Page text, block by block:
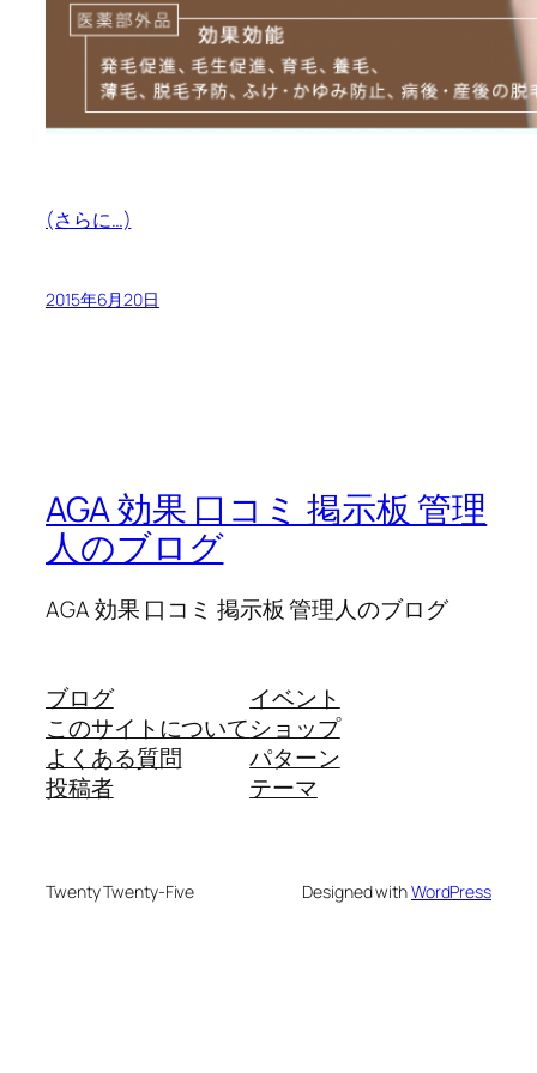
(さらに…)
2015年6月20日
AGA 効果 口コミ 掲示板 管理
人のブログ
AGA 効果 口コミ 掲示板 管理人のブログ
ブログ
このサイトについて
よくある質問
投稿者
イベント
ショップ
パターン
テーマ
Twenty Twenty-Five Designed withWordPress